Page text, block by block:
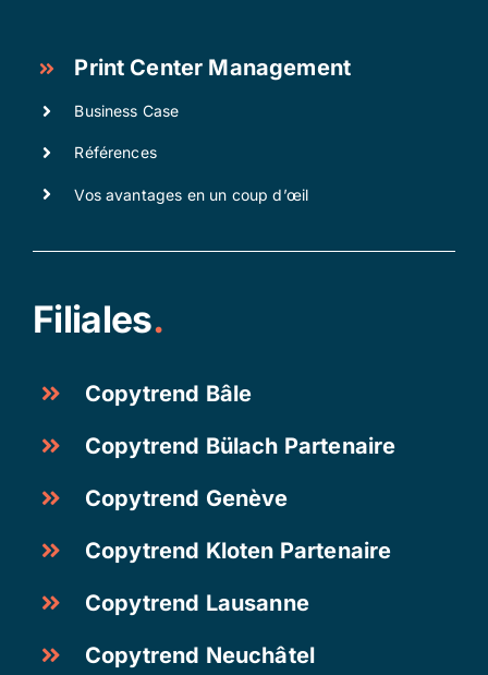
Print Center Management
Business Case
Références
Vos avantages en un coup d’œil
Filiales.
Copytrend Bâle
Copytrend Bülach Partenaire
Copytrend Genève
Copytrend Kloten Partenaire
Copytrend Lausanne
Copytrend Neuchâtel